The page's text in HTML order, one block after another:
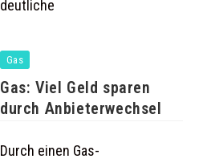
deutliche
Gas
Gas: Viel Geld sparen
durch Anbieterwechsel
Durch einen Gas-